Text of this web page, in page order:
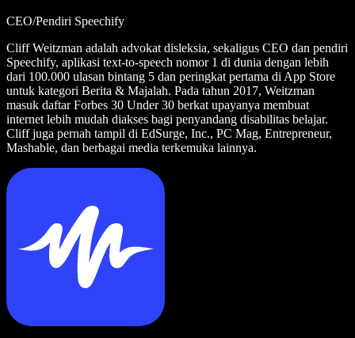
CEO/Pendiri Speechify
Cliff Weitzman adalah advokat disleksia, sekaligus CEO dan pendiri
Speechify, aplikasi text-to-speech nomor 1 di dunia dengan lebih
dari 100.000 ulasan bintang 5 dan peringkat pertama di App Store
untuk kategori Berita & Majalah. Pada tahun 2017, Weitzman
masuk daftar Forbes 30 Under 30 berkat upayanya membuat
internet lebih mudah diakses bagi penyandang disabilitas belajar.
Cliff juga pernah tampil di EdSurge, Inc., PC Mag, Entrepreneur,
Mashable, dan berbagai media terkemuka lainnya.